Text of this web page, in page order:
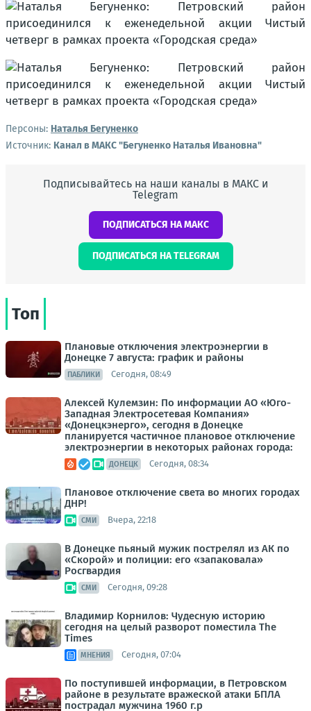
Персоны: Наталья Бегуненко
Источник: Канал в МАКС "Бегуненко Наталья Ивановна"
Подписывайтесь на наши каналы в МАКС и
Telegram
ПОДПИСАТЬСЯ НА МАКС
ПОДПИСАТЬСЯ НА TELEGRAM
Топ
Плановые отключения электроэнергии в
Донецке 7 августа: график и районы
ПАБЛИКИ Сегодня, 08:49
Алексей Кулемзин: По информации АО «Юго-
Западная Электросетевая Компания»
«Донецкэнерго», сегодня в Донецке
планируется частичное плановое отключение
электроэнергии в некоторых районах города:
ДОНЕЦК Сегодня, 08:34
Плановое отключение света во многих городах
ДНР!
СМИ Вчера, 22:18
В Донецке пьяный мужик пострелял из АК по
«Скорой» и полиции: его «запаковала»
Росгвардия
СМИ Сегодня, 09:28
Владимир Корнилов: Чудесную историю
сегодня на целый разворот поместила The
Times
МНЕНИЯ Сегодня, 07:04
По поступившей информации, в Петровском
районе в результате вражеской атаки БПЛА
пострадал мужчина 1960 г.р